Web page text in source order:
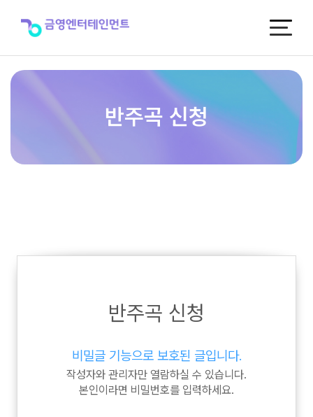
반주곡 신청
반주곡 신청
비밀글 기능으로 보호된 글입니다.
작성자와 관리자만 열람하실 수 있습니다.
본인이라면 비밀번호를 입력하세요.